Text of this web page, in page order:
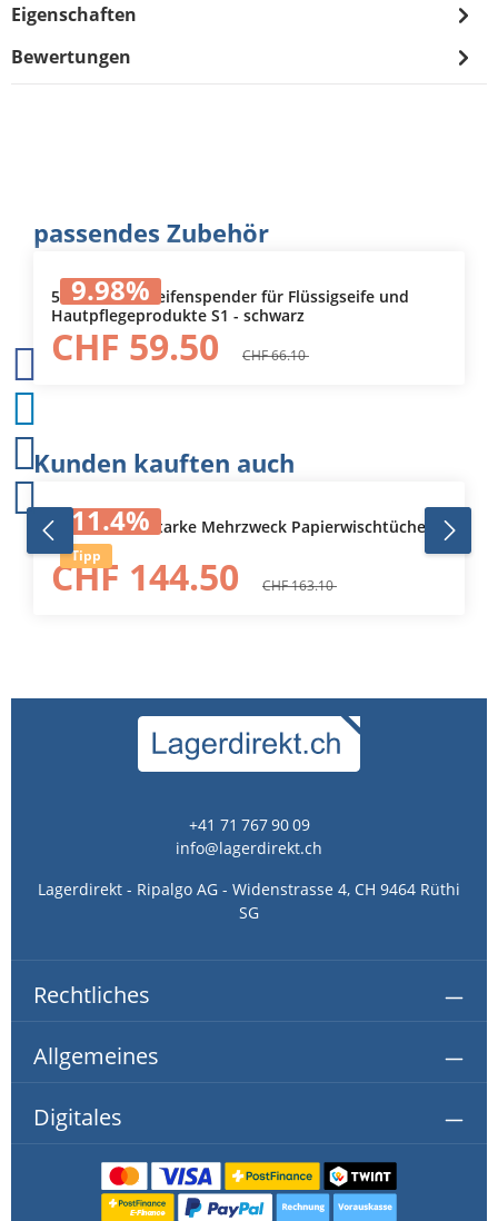
Eigenschaften
Bewertungen
Produktgalerie überspringen
passendes Zubehör
9.98%
560008 Tork Seifenspender für Flüssigseife und
Hautpflegeprodukte S1 - schwarz
CHF 59.50 CHF 66.10
Produktgalerie überspringen
Kunden kauften auch
11.4%
Tipp
101221 Tork Starke Mehrzweck Papierwischtücher
CHF 144.50 CHF 163.10
+41 71 767 90 09
info@lagerdirekt.ch
Lagerdirekt - Ripalgo AG - Widenstrasse 4, CH 9464 Rüthi
SG
Rechtliches
Allgemeines
Digitales